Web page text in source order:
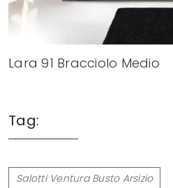
Lara 91 Bracciolo Medio
Tag:
Salotti Ventura Busto Arsizio